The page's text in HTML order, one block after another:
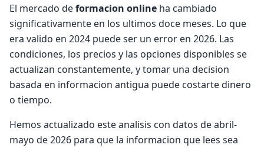
El mercado deformacion online ha cambiado
significativamente en los ultimos doce meses. Lo que
era valido en 2024 puede ser un error en 2026. Las
condiciones, los precios y las opciones disponibles se
actualizan constantemente, y tomar una decision
basada en informacion antigua puede costarte dinero
o tiempo.
Hemos actualizado este analisis con datos de abril-
mayo de 2026 para que la informacion que lees sea